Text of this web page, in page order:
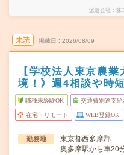
派遣会社 株
未読 掲載日 2026/08/09
【学校法人東京農
境！》週4相談や時
職種未経験OK 交通費別途支給
在宅・リモート WEB登録OK
勤務地
東京都西多摩郡
奥多摩駅から車20